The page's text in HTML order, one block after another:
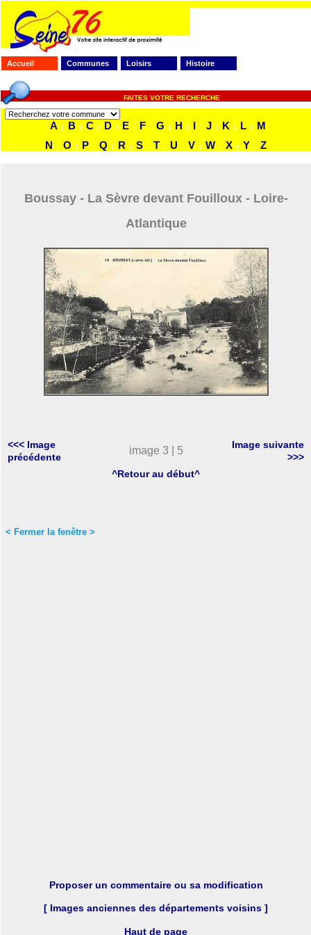
Accueil Communes Loisirs Histoire
FAITES VOTRE RECHERCHE
A | B | C | D | E | F | G | H | I | J | K | L |
M
N
| O | P | Q | R | S | T | U | V | W | X | Y | Z
Boussay - La Sèvre devant Fouilloux - Loire-
Atlantique
<<< Image
précédente
image 3 | 5
Image suivante
>>>
^Retour au début^
< Fermer la fenêtre >
Proposer un commentaire ou sa modification
[ Images anciennes des départements voisins ]
Haut de page